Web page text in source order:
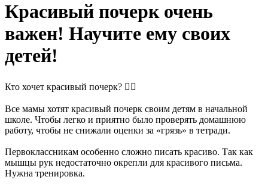
Красивый почерк очень
важен! Научите ему своих
детей!
Кто хочет красивый почерк? ✍🏻
Все мамы хотят красивый почерк своим детям в начальной
школе. Чтобы легко и приятно было проверять домашнюю
работу, чтобы не снижали оценки за «грязь» в тетради.
Первоклассникам особенно сложно писать красиво. Так как
мышцы рук недостаточно окрепли для красивого письма.
Нужна тренировка.